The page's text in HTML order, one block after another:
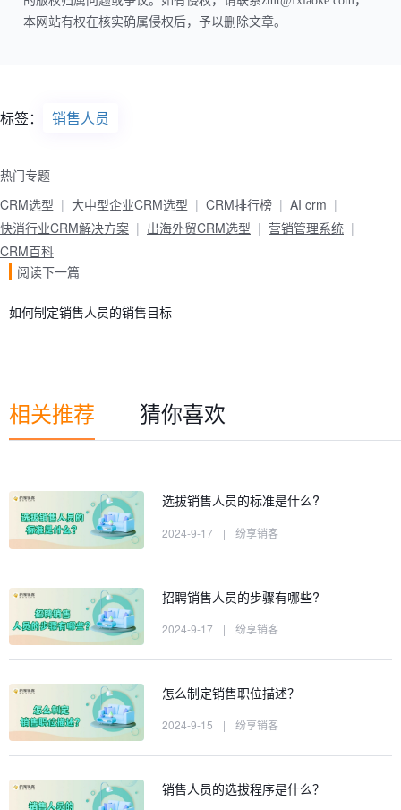
本网站有权在核实确属侵权后，予以删除文章。
标签： 销售人员
热门专题
CRM选型
大中型企业CRM选型 CRM排行榜
AI crm
快消行业CRM解决方案
出海外贸CRM选型
营销管理系统
CRM百科
阅读下一篇
如何制定销售人员的销售目标
相关推荐 猜你喜欢
选拔销售人员的标准是什么?
2024-9-17 | 纷享销客
招聘销售人员的步骤有哪些?
2024-9-17 | 纷享销客
怎么制定销售职位描述？
2024-9-15 | 纷享销客
销售人员的选拔程序是什么？